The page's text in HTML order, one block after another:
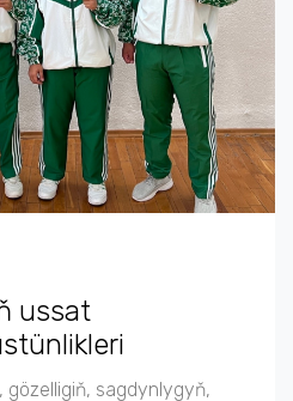
ussat
sagdynlygyň,